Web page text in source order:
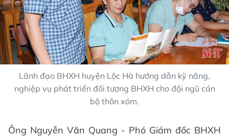
Lãnh đạo BHXH huyện Lộc Hà hướng dẫn kỹ năng,
nghiệp vụ phát triển đối tượng BHXH cho đội ngũ cán
bộ thôn xóm.
Ông Nguyễn Văn Quang - Phó Giám đốc BHXH